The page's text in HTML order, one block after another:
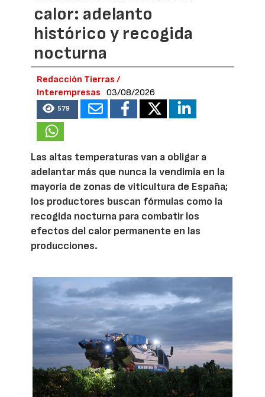
calor: adelanto
histórico y recogida
nocturna
Redacción Tierras /
Interempresas
03/08/2026
579
Las altas temperaturas van a obligar a
adelantar más que nunca la vendimia en la
mayoría de zonas de viticultura de España;
los productores buscan fórmulas como la
recogida nocturna para combatir los
efectos del calor permanente en las
producciones.